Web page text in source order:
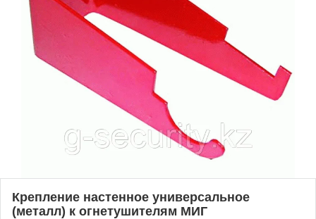
Крепление настенное универсальное
(металл) к огнетушителям МИГ